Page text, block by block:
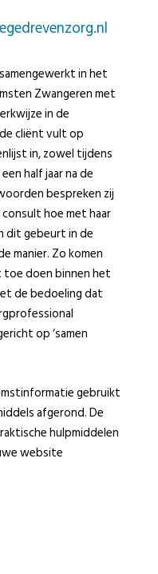
in het
Zwangeren met
in de
cliënt vult op
in, zowel tijdens
half jaar na de
bespreken zij
hoe met haar
dit gebeurt in de
manier. Zo komen
doen binnen het
de bedoeling dat
op ‘samen
gebruikt
afgerond. De
hulpmiddelen
website